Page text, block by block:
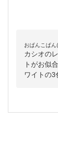
おぱんこぱ
カシオの
トがお似
ワイトの3